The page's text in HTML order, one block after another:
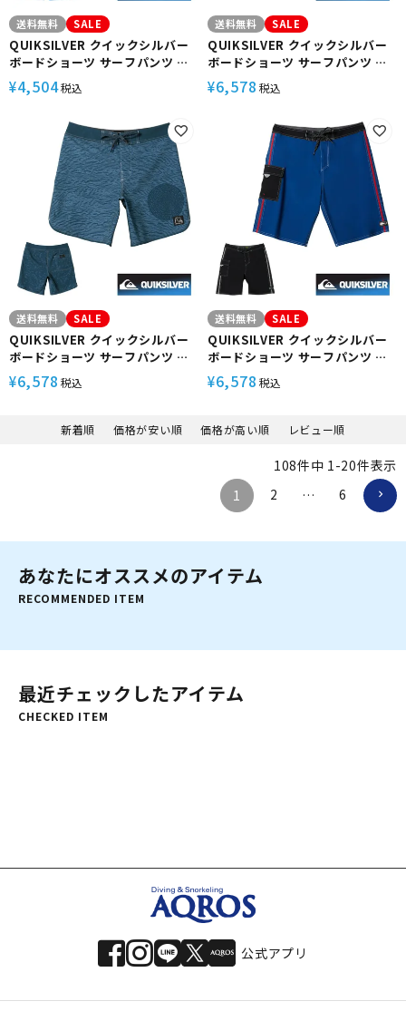
送料無料 SALE
QUIKSILVER クイックシルバー
ボードショーツ サーフパンツ サ
ーフショーツ サーフィン メンズ
ウエストゴム バックポケット 水
ORIGINAL ARCH VOLLEY
¥4,504税込
送料無料 SALE
QUIKSILVER クイックシルバー
ボードショーツ サーフパンツ サ
ーフショーツ サーフィン メンズ
ストレッチ フラップ バックポケ
ORIGINAL ARCH
HEMPSTRETCH 18
¥6,578 税込
送料無料 SALE
QUIKSILVER クイックシルバー
ボードショーツ サーフパンツ サ
ーフショーツ サーフィン メンズ
撥水 ストレッチ 18インチ
BLANK CANVAS 18
¥6,578 税込
送料無料 SALE
QUIKSILVER クイックシルバー
ボードショーツ サーフパンツ サ
ーフショーツ サーフィン メンズ
ジップ付きポケット 水陸両用21
SOLID 21
¥6,578 税込
新着順 価格が安い順 価格が高い順 レビュー順
108件中 1-20件表示
1
2 … 6
あなたにオススメのアイテム
RECOMMENDED ITEM
最近チェックしたアイテム
CHECKED ITEM
公式アプリ